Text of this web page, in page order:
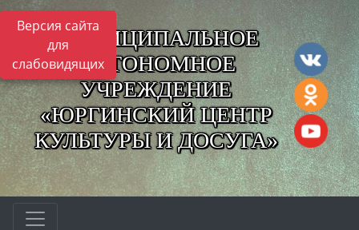
Версия сайта
для
слабовидящих
МУНИЦИПАЛЬНОЕ
АВТОНОМНОЕ
УЧРЕЖДЕНИЕ
«ЮРГИНСКИЙ ЦЕНТР
КУЛЬТУРЫ И ДОСУГА»